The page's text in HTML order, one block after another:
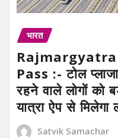
भारत
Pass :- टोल
रहने वाले लोगों को
यात्रा ऐप से
Satvik Samachar